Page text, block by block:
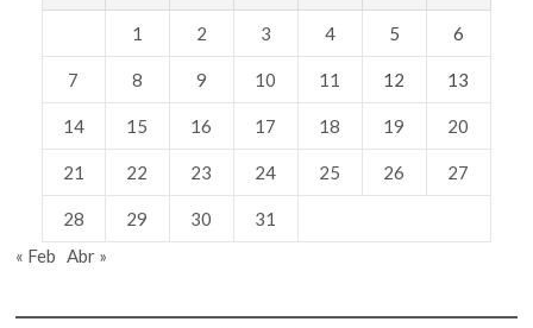
1 2 3 4 5 6
7 8 9 10 11 12 13
14 15 16 17 18 19 20
21 22 23 24 25 26 27
28 29 30
31
« Feb Abr »